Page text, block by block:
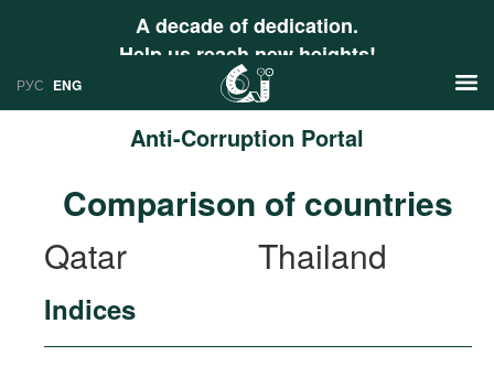
A decade of dedication.
Help us reach new heights!
РУС ENG
Anti-Corruption Portal
Research
Countries
Comparison of countries
Qatar
Thailand
Indices